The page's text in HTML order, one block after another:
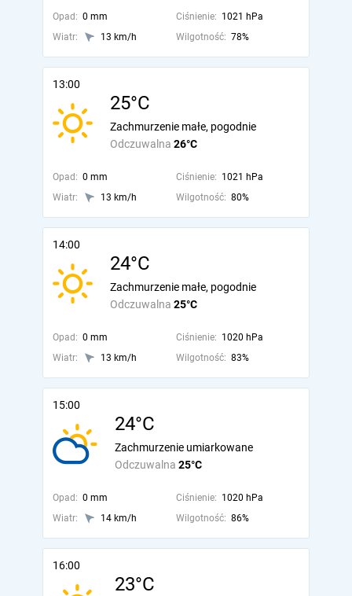
Opad: 0 mm Ciśnienie: 1021 hPa
Wiatr:
13 km/h Wilgotność: 78%
13:00
25°C
Odczuwalna 26°C
Zachmurzenie małe, pogodnie
Opad: 0 mm Ciśnienie: 1021 hPa
Wiatr:
13 km/h Wilgotność: 80%
14:00
24°C
Odczuwalna 25°C
Zachmurzenie małe, pogodnie
Opad: 0 mm Ciśnienie: 1020 hPa
Wiatr:
13 km/h Wilgotność: 83%
15:00
24°C
Odczuwalna 25°C
Zachmurzenie umiarkowane
Opad: 0 mm Ciśnienie: 1020 hPa
Wiatr:
14 km/h Wilgotność: 86%
16:00
23°C